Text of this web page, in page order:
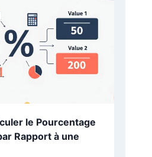
Calculer la Racine
et Méthodes